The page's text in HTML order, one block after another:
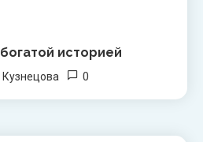
историей
0